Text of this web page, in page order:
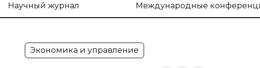
Научный журнал Международные
Экономика и управление